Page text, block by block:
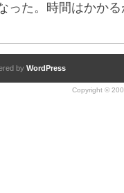
った。時間はかか
by WordPress
Copyright ©